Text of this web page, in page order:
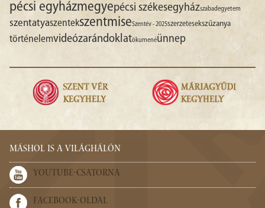
pécsi egyházmegyepécsi székesegyházszabadegyetem
szentatyaszentekszentmiseSzentév - 2025szerzetesekszűzanya
történelemvideózarándoklatökumenéünnep
MÁSHOL IS A VILÁGHÁLÓN
YOUTUBE-CSATORNA
FACEBOOK-OLDAL